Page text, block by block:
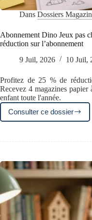
Dans Dossiers
Abonnement Dino Jeux pas
réduction sur l’abonnement
9 Juil, 2026
10 Juil,
Profitez de 25 % de
Recevez 4 magazines
enfant toute l'année.
Consulter ce dossier
Abonnement
Dino
pas
profitez
réduction
sur